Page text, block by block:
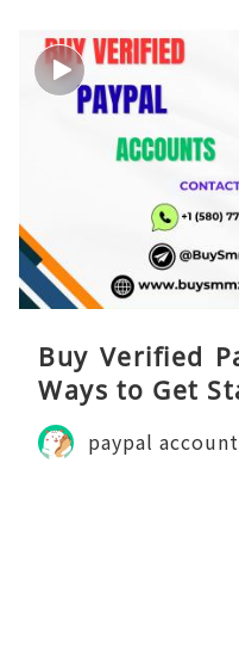
Buy Verified
Ways to Get
paypal